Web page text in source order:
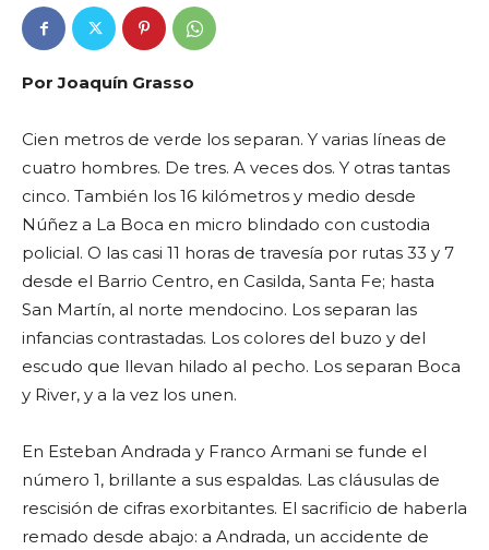
Por Joaquín Grasso
Cien metros de verde los separan. Y varias líneas de
cuatro hombres. De tres. A veces dos. Y otras tantas
cinco. También los 16 kilómetros y medio desde
Núñez a La Boca en micro blindado con custodia
policial. O las casi 11 horas de travesía por rutas 33 y 7
desde el Barrio Centro, en Casilda, Santa Fe; hasta
San Martín, al norte mendocino. Los separan las
infancias contrastadas. Los colores del buzo y del
escudo que llevan hilado al pecho. Los separan Boca
y River, y a la vez los unen.
En Esteban Andrada y Franco Armani se funde el
número 1, brillante a sus espaldas. Las cláusulas de
rescisión de cifras exorbitantes. El sacrificio de haberla
remado desde abajo: a Andrada, un accidente de